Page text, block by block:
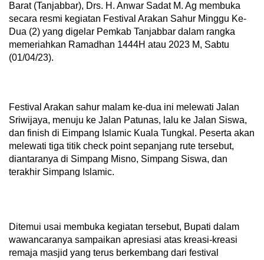
Barat (Tanjabbar), Drs. H. Anwar Sadat M. Ag membuka
secara resmi kegiatan Festival Arakan Sahur Minggu Ke-
Dua (2) yang digelar Pemkab Tanjabbar dalam rangka
memeriahkan Ramadhan 1444H atau 2023 M, Sabtu
(01/04/23).
Festival Arakan sahur malam ke-dua ini melewati Jalan
Sriwijaya, menuju ke Jalan Patunas, lalu ke Jalan Siswa,
dan finish di Eimpang Islamic Kuala Tungkal. Peserta akan
melewati tiga titik check point sepanjang rute tersebut,
diantaranya di Simpang Misno, Simpang Siswa, dan
terakhir Simpang Islamic.
Ditemui usai membuka kegiatan tersebut, Bupati dalam
wawancaranya sampaikan apresiasi atas kreasi-kreasi
remaja masjid yang terus berkembang dari festival